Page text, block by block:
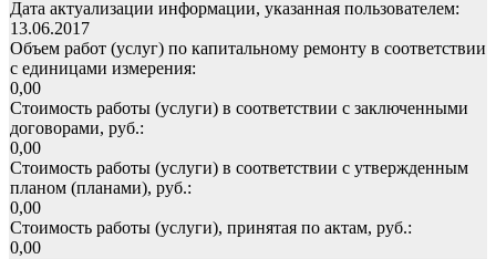
Дата актуализации информации, указанная пользователем:
13.06.2017
Объем работ (услуг) по капитальному ремонту в соответствии
с единицами измерения:
0,00
Стоимость работы (услуги) в соответствии с заключенными
договорами, руб.:
0,00
Стоимость работы (услуги) в соответствии с утвержденным
планом (планами), руб.:
0,00
Стоимость работы (услуги), принятая по актам, руб.:
0,00